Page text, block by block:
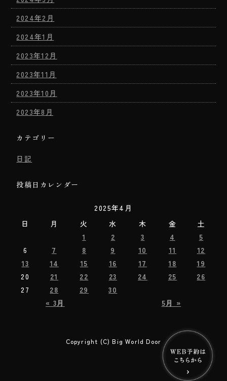
2024年2月
2024年1月
2023年12月
2023年11月
2023年10月
2023年8月
カテゴリー
日記
投稿日カレンダー
2025年4月
日
月 火 水 木 金 土
« 3月 5月 »
1 2 3 4
5
6
7 8 9 10 11
12
13
14 15 16 17 18
19
20
21 22 23 24 25
26
27
28 29 30
Copyright (C) Big World Door